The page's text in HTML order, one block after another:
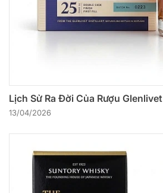
Lịch Sử Ra Đời Của Rượu Glenlivet
13/04/2026